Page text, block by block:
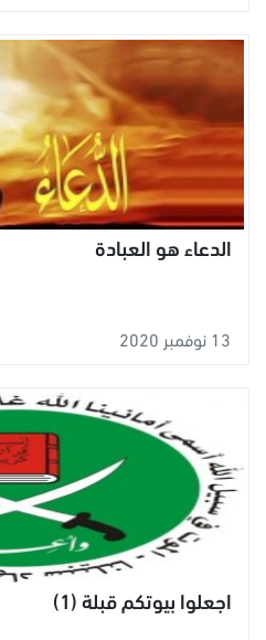
الدعاء هو العبادة
13 نوفمبر 2020
اجعلوا بيوتكم قبلة (1)